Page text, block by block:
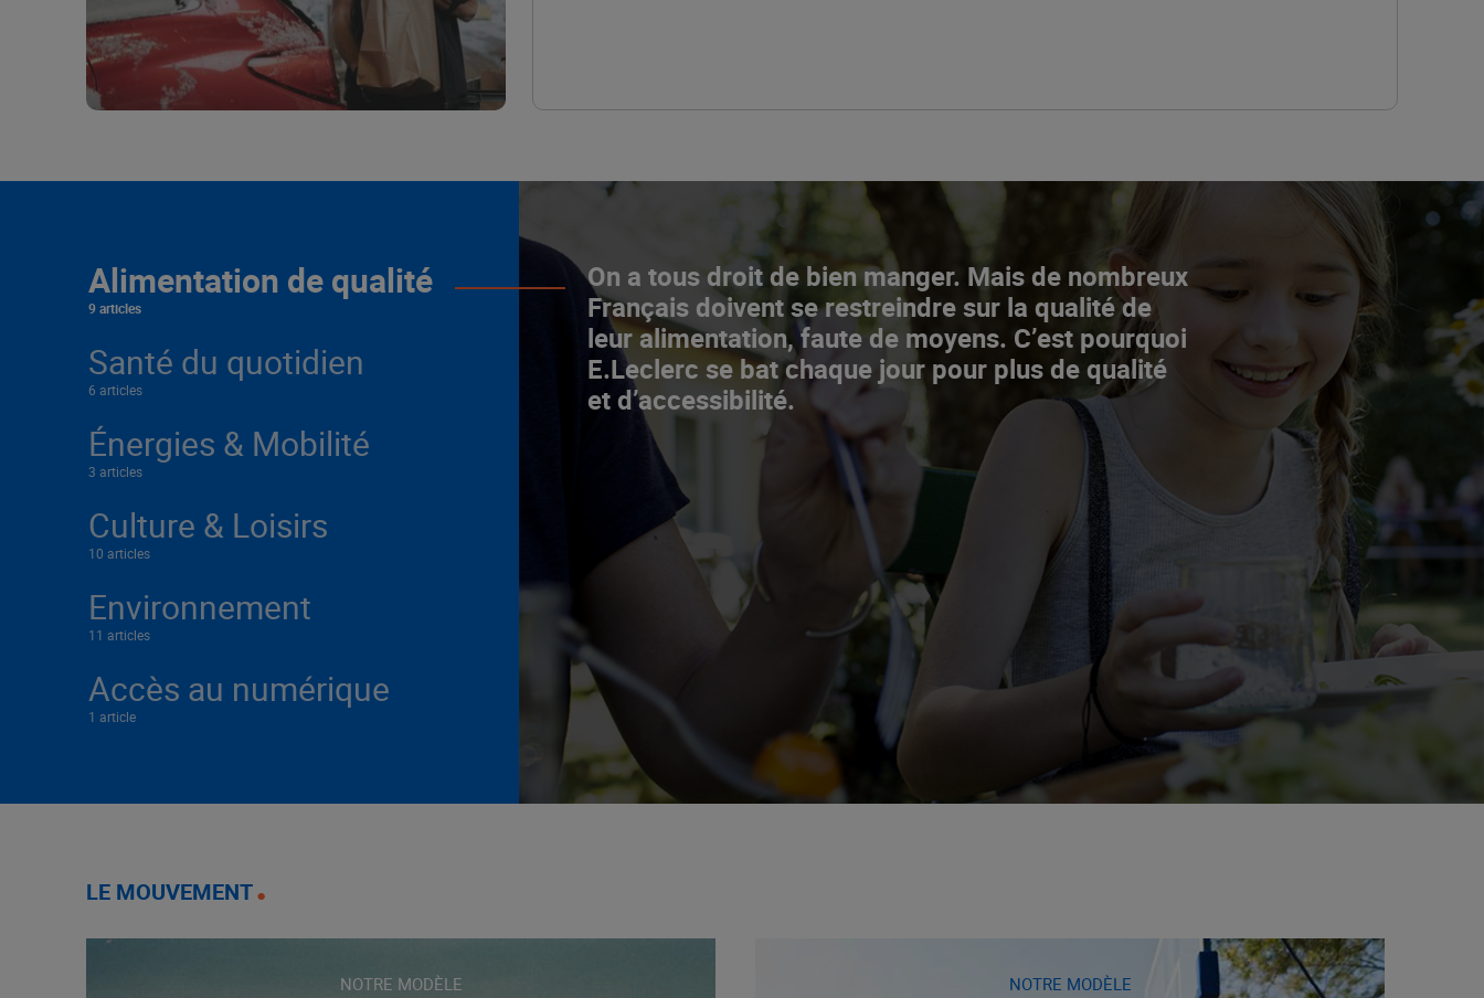
L’ascenceur social
fonctionne chez E.Leclerc !
NOTRE MODÈLE
La Grande Rencontre 2024,
Alimentation de qualité
9 articles
On a tous droit de bien manger. Mais de nombreux
Français doivent se restreindre sur la qualité de
leur alimentation, faute de moyens. C’est pourquoi
E.Leclerc se bat chaque jour pour plus de qualité
et d’accessibilité.
Santé du quotidien
6 articles
Énergies & Mobilité
3 articles
Culture & Loisirs
10 articles
Environnement
11 articles
Accès au numérique
1 article
LE MOUVEMENT
NOTRE MODÈLE NOTRE MODÈLE